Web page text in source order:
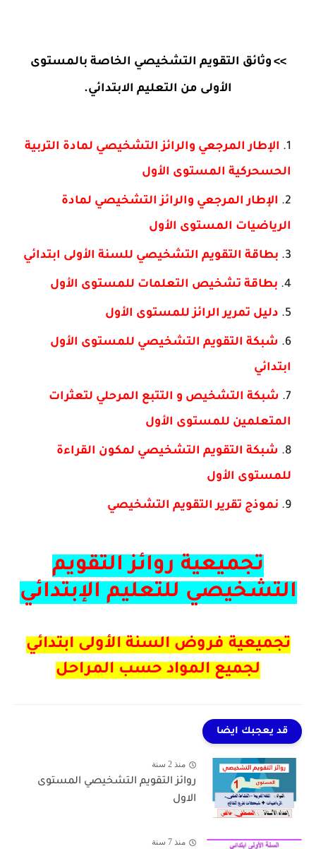
>> وثائق التقويم التشخيصي الخاصة بالمستوى
الأولى من التعليم الابتدائي.
الإطار المرجعي والرائز التشخيصي لمادة التربية
الحسحركية المستوى الأول
الإطار المرجعي والرائز التشخيصي لمادة
الرياضيات المستوى الأول
بطاقة التقويم التشخيصي للسنة الأولى ابتدائي
بطاقة تشخيص التعلمات للمستوى الأول
دليل تمرير الرائز للمستوى الأول
شبكة التقويم التشخيصي للمستوى الأول
ابتدائي
شبكة التشخيص و التتبع المرحلي لتعثرات
المتعلمين للمستوى الأول
شبكة التقويم التشخيصي لمكون القراءة
للمستوى الأول
نموذج تقرير التقويم التشخيصي
تجميعية روائز التقويم
التشخيصي للتعليم الإبتدائي
تجميعية فروض السنة الأولى ابتدائي
لجميع المواد حسب المراحل
قد يعجبك ايضا
منذ 2 سنة
روائز التقويم التشخيصي المستوى
الاول
منذ 7 سنة